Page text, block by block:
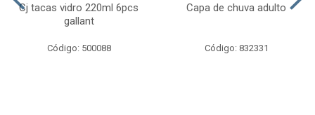
Cj tacas vidro 220ml 6pcs
gallant
Código: 500088
Capa de chuva adulto
Código: 832331